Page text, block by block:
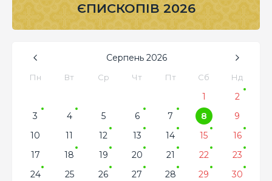
ЄПИСКОПІВ 2026
Серпень 2026
Пн Вт Ср Чт Пт Сб Нд
1
2
3
4 5 6 7 8
9
10
11 12 13 14 15
16
17
18 19 20 21 22
23
24
25 26 27 28 29
30